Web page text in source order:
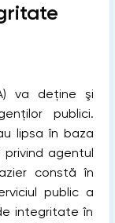
va deţine şi
publici.
lipsa în baza
agentul
constă în
public a
integritate în